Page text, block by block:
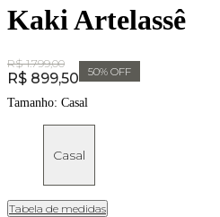
Kaki Artelassê
Original Price:
R$ 1.799,00
Price:
R$ 899,50 50% OFF
Tamanho: Casal
Casal
Tabela de medidas